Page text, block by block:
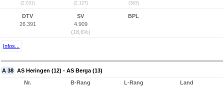
(2.031) (2.127) (363)
DTV
26.391
SV
4.909
(18,6%)
BPL
Infos...
A 38 AS Heringen (12) - AS Berga (13)
Nr.
B-Rang
L-Rang
Land